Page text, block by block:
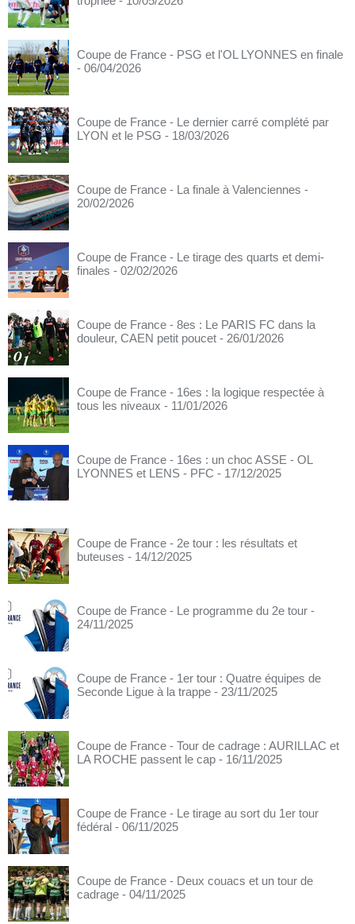
Coupe de France - PSG et l'OL LYONNES en finale
- 06/04/2026
Coupe de France - Le dernier carré complété par
LYON et le PSG - 18/03/2026
Coupe de France - La finale à Valenciennes -
20/02/2026
Coupe de France - Le tirage des quarts et demi-
finales - 02/02/2026
Coupe de France - 8es : Le PARIS FC dans la
douleur, CAEN petit poucet - 26/01/2026
Coupe de France - 16es : la logique respectée à
tous les niveaux - 11/01/2026
Coupe de France - 16es : un choc ASSE - OL
LYONNES et LENS - PFC - 17/12/2025
Coupe de France - 2e tour : les résultats et
buteuses - 14/12/2025
Coupe de France - Le programme du 2e tour -
24/11/2025
Coupe de France - 1er tour : Quatre équipes de
Seconde Ligue à la trappe - 23/11/2025
Coupe de France - Tour de cadrage : AURILLAC et
LA ROCHE passent le cap - 16/11/2025
Coupe de France - Le tirage au sort du 1er tour
fédéral - 06/11/2025
Coupe de France - Deux couacs et un tour de
cadrage - 04/11/2025